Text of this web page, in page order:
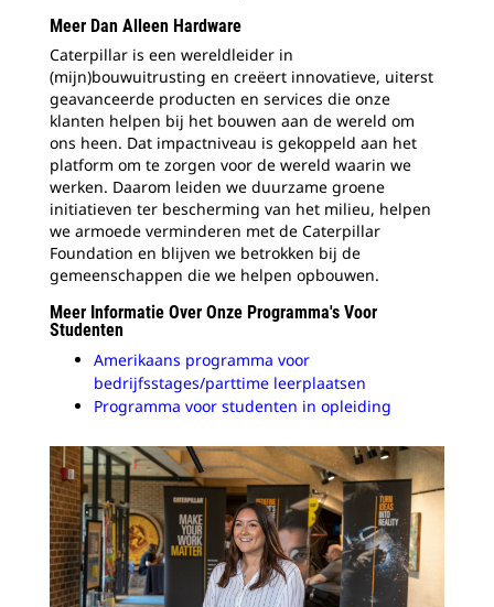
Meer Dan Alleen Hardware
Caterpillar is een wereldleider in
(mijn)bouwuitrusting en creëert innovatieve, uiterst
geavanceerde producten en services die onze
klanten helpen bij het bouwen aan de wereld om
ons heen. Dat impactniveau is gekoppeld aan het
platform om te zorgen voor de wereld waarin we
werken. Daarom leiden we duurzame groene
initiatieven ter bescherming van het milieu, helpen
we armoede verminderen met de Caterpillar
Foundation en blijven we betrokken bij de
gemeenschappen die we helpen opbouwen.
Meer Informatie Over Onze Programma's Voor
Studenten
Amerikaans programma voor
bedrijfsstages/parttime leerplaatsen
Programma voor studenten in opleiding